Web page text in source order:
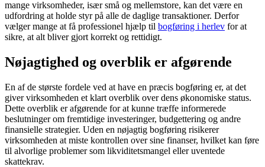
mange virksomheder, især små og mellemstore, kan det være en
udfordring at holde styr på alle de daglige transaktioner. Derfor
vælger mange at få professionel hjælp til bogføring i herlev for at
sikre, at alt bliver gjort korrekt og rettidigt.
Nøjagtighed og overblik er afgørende
En af de største fordele ved at have en præcis bogføring er, at det
giver virksomheden et klart overblik over dens økonomiske status.
Dette overblik er afgørende for at kunne træffe informerede
beslutninger om fremtidige investeringer, budgettering og andre
finansielle strategier. Uden en nøjagtig bogføring risikerer
virksomheden at miste kontrollen over sine finanser, hvilket kan føre
til alvorlige problemer som likviditetsmangel eller uventede
skattekrav.